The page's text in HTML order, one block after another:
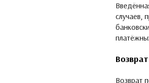
случаев,
Возврат